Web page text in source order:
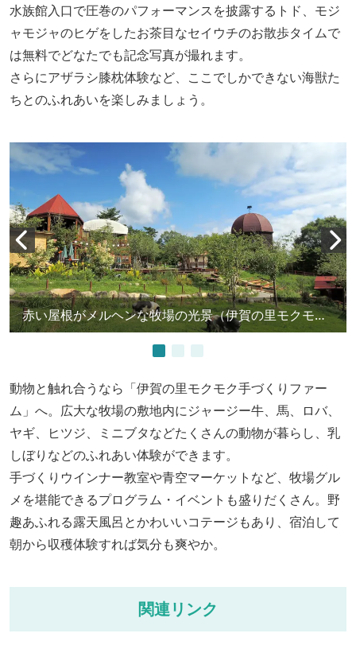
水族館入口で圧巻のパフォーマンスを披露するトド、モジ
ャモジャのヒゲをしたお茶目なセイウチのお散歩タイムで
は無料でどなたでも記念写真が撮れます。
さらにアザラシ膝枕体験など、ここでしかできない海獣た
ちとのふれあいを楽しみましょう。
赤い屋根がメルヘンな牧場の光景（伊賀の里モクモク手づくりファーム）
動物と触れ合うなら「伊賀の里モクモク手づくりファー
ム」へ。広大な牧場の敷地内にジャージー牛、馬、ロバ、
ヤギ、ヒツジ、ミニブタなどたくさんの動物が暮らし、乳
しぼりなどのふれあい体験ができます。
手づくりウインナー教室や青空マーケットなど、牧場グル
メを堪能できるプログラム・イベントも盛りだくさん。野
趣あふれる露天風呂とかわいいコテージもあり、宿泊して
朝から収穫体験すれば気分も爽やか。
関連リンク